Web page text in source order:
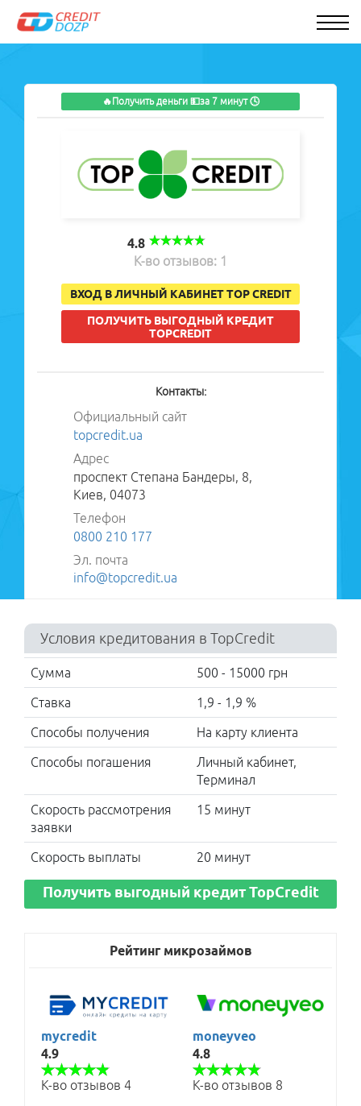
Потребительский
студентов
Кредит с 18
процентов
паспорта
Без справки
о доходах
С плохой
историей
Без отказов
🔥Получить деньги 💵за 7 минут 🕓
4.8
К-во отзывов: 1
ВХОД В ЛИЧНЫЙ КАБИНЕТ TOP CREDIT
ПОЛУЧИТЬ ВЫГОДНЫЙ КРЕДИТ
TOPCREDIT
Контакты:
Официальный сайт
topcredit.ua
Адрес
проспект Степана Бандеры, 8,
Киев, 04073
Телефон
0800 210 177
Эл. почта
info@topcredit.ua
Условия кредитования в TopCredit
Сумма 500 - 15000 грн
Ставка 1,9 - 1,9 %
Способы получения На карту клиента
Способы погашения
Личный кабинет,
Терминал
Скорость рассмотрения
заявки
15 минут
Скорость выплаты 20 минут
Получить выгодный кредит TopCredit
Рейтинг микрозаймов
mycredit
4.9
К-во отзывов 4
moneyveo
4.8
К-во отзывов 8